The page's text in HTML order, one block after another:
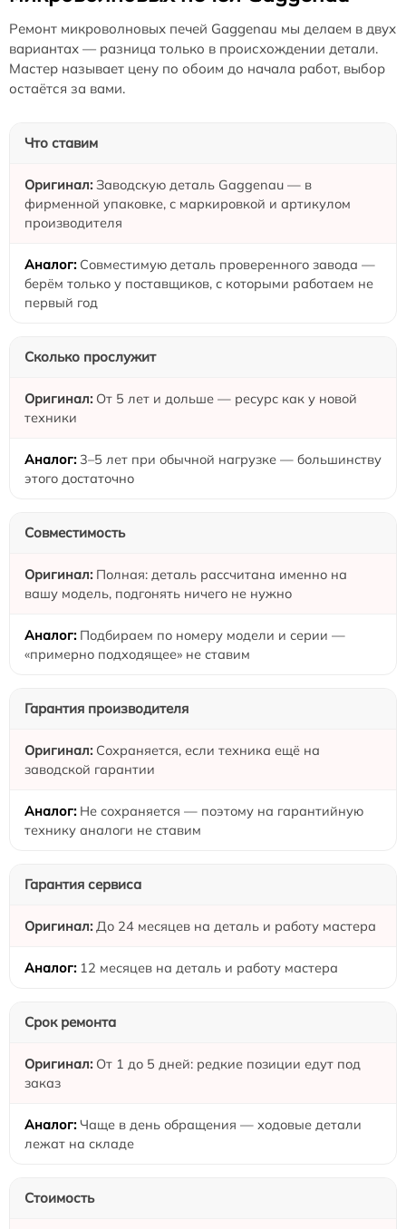
Ремонт микроволновых печей Gaggenau мы делаем в двух
вариантах — разница только в происхождении детали.
Мастер называет цену по обоим до начала работ, выбор
остаётся за вами.
Что ставим
Заводскую деталь Gaggenau — в
фирменной упаковке, с маркировкой и артикулом
производителя
Совместимую деталь проверенного завода —
берём только у поставщиков, с которыми работаем не
первый год
Сколько прослужит
От 5 лет и дольше — ресурс как у новой
техники
3–5 лет при обычной нагрузке — большинству
этого достаточно
Совместимость
Полная: деталь рассчитана именно на
вашу модель, подгонять ничего не нужно
Подбираем по номеру модели и серии —
«примерно подходящее» не ставим
Гарантия производителя
Сохраняется, если техника ещё на
заводской гарантии
Не сохраняется — поэтому на гарантийную
технику аналоги не ставим
Гарантия сервиса
До 24 месяцев на деталь и работу мастера
12 месяцев на деталь и работу мастера
Срок ремонта
От 1 до 5 дней: редкие позиции едут под
заказ
Чаще в день обращения — ходовые детали
лежат на складе
Стоимость